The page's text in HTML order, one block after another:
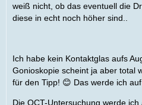
weiß nicht, ob das eventuell die
diese in echt noch höher sind..
Ich habe kein Kontaktglas aufs
Gonioskopie scheint ja aber total
für den Tipp! 😊 Das werde ich
Die OCT-Untersuchung werde